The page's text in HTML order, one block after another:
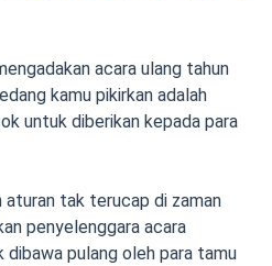
acara ulang tahun
kamu pikirkan adalah
untuk diberikan kepada para
aturan tak terucap di zaman
penyelenggara acara
pulang oleh para tamu